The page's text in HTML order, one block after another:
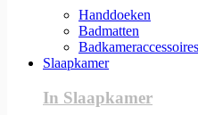
Handdoeken
Badmatten
Badkameraccessoires
Slaapkamer
In Slaapkamer